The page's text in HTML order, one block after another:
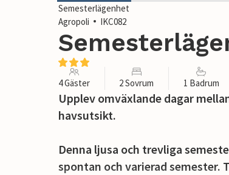
Semesterlägenhet
Agropoli
IKC082
4 Gäster 2 Sovrum 1 Badrum
Upplev omväxlande dagar
havsutsikt.
Denna ljusa och trevliga
spontan och varierad